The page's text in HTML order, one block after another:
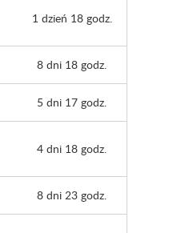
1 dzień 18 godz.
8 dni 18 godz.
5 dni 17 godz.
4 dni 18 godz.
8 dni 23 godz.